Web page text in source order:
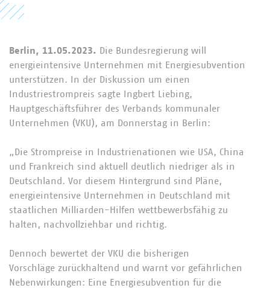
Berlin, 11.05.2023. Die Bundesregierung will
energieintensive Unternehmen mit Energiesubvention
unterstützen. In der Diskussion um einen
Industriestrompreis sagte Ingbert Liebing,
Hauptgeschäftsführer des Verbands kommunaler
Unternehmen (VKU), am Donnerstag in Berlin:
„Die Strompreise in Industrienationen wie USA, China
und Frankreich sind aktuell deutlich niedriger als in
Deutschland. Vor diesem Hintergrund sind Pläne,
energieintensive Unternehmen in Deutschland mit
staatlichen Milliarden-Hilfen wettbewerbsfähig zu
halten, nachvollziehbar und richtig.
Dennoch bewertet der VKU die bisherigen
Vorschläge zurückhaltend und warnt vor gefährlichen
Nebenwirkungen: Eine Energiesubvention für die